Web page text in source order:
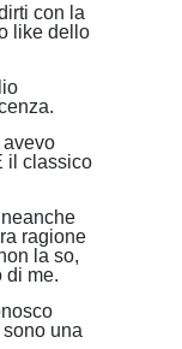
con la
like dello
avevo
il classico
ragione
la so,
di me.
una